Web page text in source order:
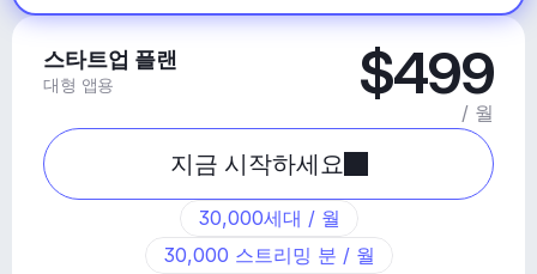
스타트업 플랜
대형 앱용 $499
/ 월
지금 시작하세요
30,000세대 / 월
30,000 스트리밍 분 / 월